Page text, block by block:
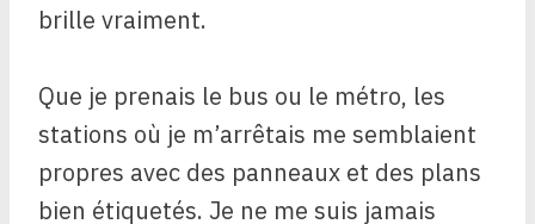
brille vraiment.
Que je prenais le bus ou le métro, les
stations où je m’arrêtais me semblaient
propres avec des panneaux et des plans
bien étiquetés. Je ne me suis jamais